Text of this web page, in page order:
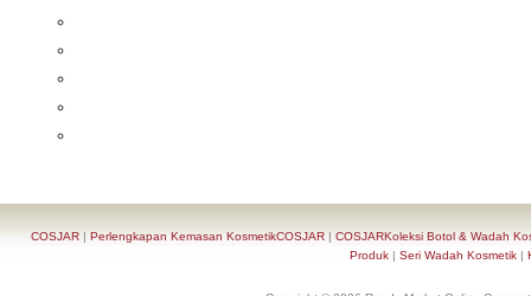
COSJAR| Perlengkapan Kemasan KosmetikCOSJAR| COSJARKoleksi Botol & Wadah
Produk | Seri Wadah Kosmetik |